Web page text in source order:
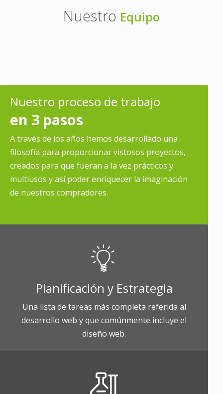
Nuestro Equipo
Nuestro proceso de trabajo
en 3 pasos
A través de los años hemos desarrollado una
filosofía para proporcionar vistosos proyectos,
creados para que fueran a la vez prácticos y
multiusos y así poder enriquecer la imaginación
de nuestros compradores.
Planificación y Estrategia
Una lista de tareas más completa referida al
desarrollo web y que comúnmente incluye el
diseño web.